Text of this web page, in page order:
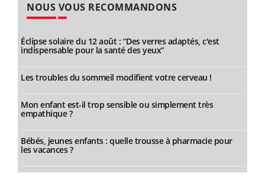
NOUS VOUS RECOMMANDONS
Éclipse solaire du 12 août : “Des verres adaptés, c'est
indispensable pour la santé des yeux”
Les troubles du sommeil modifient votre cerveau !
Mon enfant est-il trop sensible ou simplement très
empathique ?
Bébés, jeunes enfants : quelle trousse à pharmacie pour
les vacances ?